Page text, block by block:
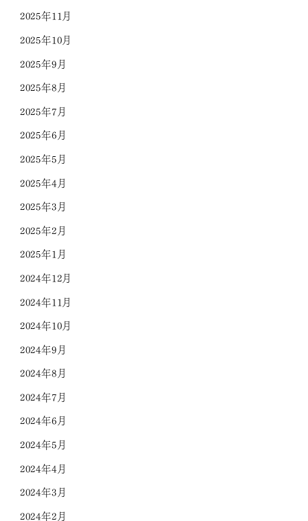
2025年11月
2025年10月
2025年9月
2025年8月
2025年7月
2025年6月
2025年5月
2025年4月
2025年3月
2025年2月
2025年1月
2024年12月
2024年11月
2024年10月
2024年9月
2024年8月
2024年7月
2024年6月
2024年5月
2024年4月
2024年3月
2024年2月